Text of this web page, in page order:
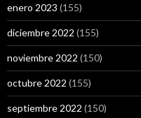
enero 2023 (155)
diciembre 2022 (155)
noviembre 2022 (150)
octubre 2022 (155)
septiembre 2022 (150)